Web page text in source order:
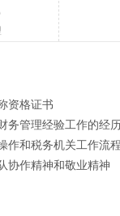
资格证书
务管理经验工作的经历
作和税务机关工作流程
协作精神和敬业精神